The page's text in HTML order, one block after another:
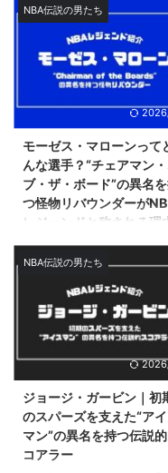
ムの1つであった2001-02シ
ンのサクラメント・キングス。
後にNBA3連覇を果たしたシャ
クとコービーのロサンゼルス
イカーズに唯一対抗できるチ
中核をになっていたビックマ
「クリス・ウェバー」です。
稀な才能を持ち、近代パワー
ワードのパイオニアとも言え
ールラウンド性を持ちながら
我に悩まされ、満足のいくキ
バーですが、健康な状態で出
ている時のプレーは間違いな
NBAトップクラスであ ...
NBA伝説の男たち
モーゼス・マローンって
んな選手？“チェアマン
ブ・ザ・ボード”の異名
つ怪物リバウンダーが
レジェンドと称される理
2001年にバスケットボール
入りを果たしているレジェンド
「モーゼス・マローン」。
年代〜1980年代にかけてリー
を代表するセンターとして活
の割にNBAファンでもあまり
度の高くないプレイヤーの代
なのではないでしょうか？ そ
でこの記事では、そんなモー
ス・マローンがどんな選手だ
のかをご紹介していこうと思
NBA伝説の男たち
ジョージ・ガービン｜初
のスパーズを支えた“ア
マン”の異名を持つ伝説
コアラー